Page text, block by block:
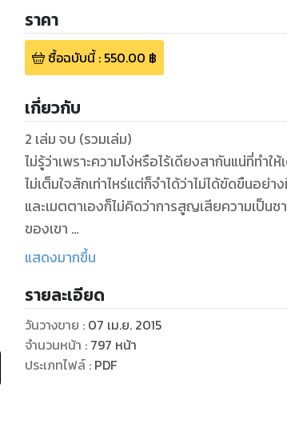
ราคา
ซื้อฉบับนี้: 550.00 ฿
เกี่ยวกับ
2 เล่ม จบ (รวมเล่ม)
ไม่รู้ว่าเพราะความโง่หรือไร้เดียงสากันแน่ที่ทำ
ไม่เต็มใจสักเท่าไหร่แต่ก็จำได้ว่าไม่ได้ขัดขืนอย่า
และเมตตาเองก็ไม่คิดว่าการสูญเสียความเป็นช
ของเขา
‘รัก’ จึงได้อุบัติขึ้นมาโดยที่เมตตาเองก็คาดไม่ถึ
แสดงมากขึ้น
รายละเอียด
วันวางขาย : 07 เม.ย. 2015
จำนวนหน้า : 797 หน้า
ประเภทไฟล์: PDF